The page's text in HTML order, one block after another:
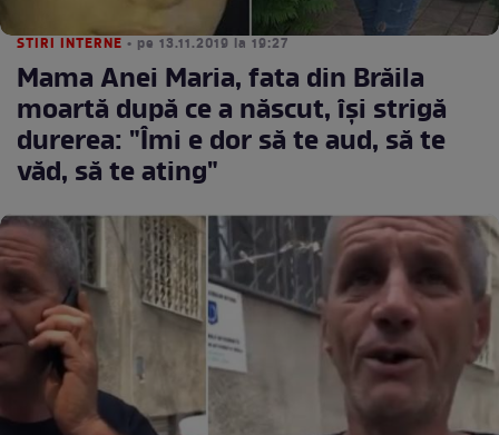
STIRI INTERNE • pe 13.11.2019 la 19:27
Mama Anei Maria, fata din Brăila
moartă după ce a născut, îşi strigă
durerea: "Îmi e dor să te aud, să te
văd, să te ating"